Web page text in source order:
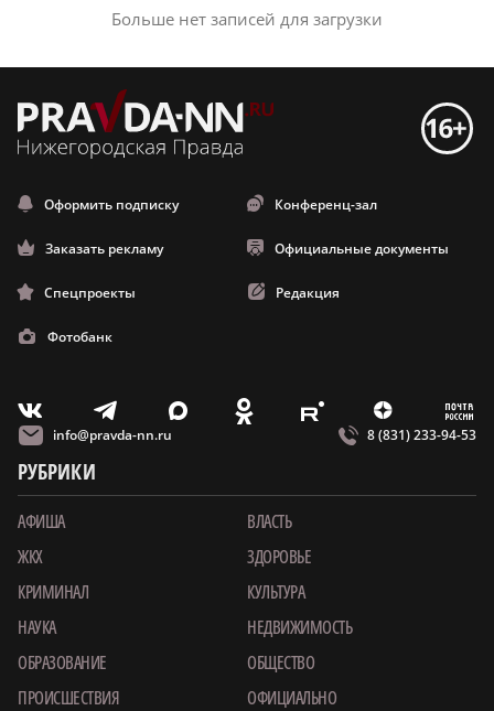
Больше нет записей для загрузки
Оформить подписку Конференц-зал
Заказать рекламу Официальные документы
Спецпроекты Редакция
Фотобанк
V T X O E Z m
info@pravda-nn.ru 8 (831) 233-94-53
РУБРИКИ
АФИША
ВЛАСТЬ
ЖКХ
ЗДОРОВЬЕ
КРИМИНАЛ
КУЛЬТУРА
НАУКА
НЕДВИЖИМОСТЬ
ОБРАЗОВАНИЕ
ОБЩЕСТВО
ПРОИСШЕСТВИЯ
ОФИЦИАЛЬНО